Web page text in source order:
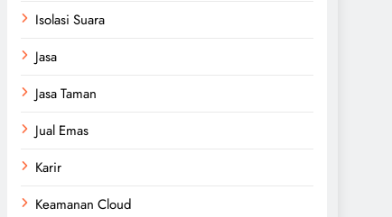
Isolasi Suara
Jasa
Jasa Taman
Jual Emas
Karir
Keamanan Cloud